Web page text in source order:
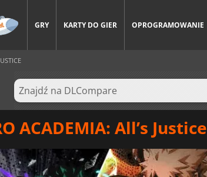
GRY KARTY DO GIER OPROGRAMOWANIE
ACADEMIA: All’s Justice